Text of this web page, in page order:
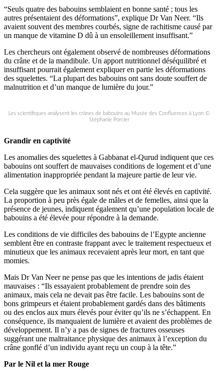
“Seuls quatre des babouins semblaient en bonne santé ; tous les
autres présentaient des déformations”, explique Dr Van Neer. “Ils
avaient souvent des membres courbés, signe de rachitisme causé par
un manque de vitamine D dû à un ensoleillement insuffisant.”
Les chercheurs ont également observé de nombreuses déformations
du crâne et de la mandibule. Un apport nutritionnel déséquilibré et
insuffisant pourrait également expliquer en partie les déformations
des squelettes. “La plupart des babouins ont sans doute souffert de
malnutrition et d’un manque de lumière du jour.”
Les scientifiques analysent les crânes de babouins au Musée des Confluences à Lyon ©
Stéphanie Porcier
Grandir en captivité
Les anomalies des squelettes à Gabbanat el-Qurud indiquent que ces
babouins ont souffert de mauvaises conditions de logement et d’une
alimentation inappropriée pendant la majeure partie de leur vie.
Cela suggère que les animaux sont nés et ont été élevés en captivité.
La proportion à peu près égale de mâles et de femelles, ainsi que la
présence de jeunes, indiquent également qu’une population locale de
babouins a été élevée pour répondre à la demande.
Les conditions de vie difficiles des babouins de l’Egypte ancienne
semblent être en contraste frappant avec le traitement respectueux et
minutieux que les animaux recevaient après leur mort, en tant que
momies.
Mais Dr Van Neer ne pense pas que les intentions de jadis étaient
mauvaises : “Ils essayaient probablement de prendre soin des
animaux, mais cela ne devait pas être facile. Les babouins sont de
bons grimpeurs et étaient probablement gardés dans des bâtiments
ou des enclos aux murs élevés pour éviter qu’ils ne s’échappent. En
conséquence, ils manquaient de lumière et avaient des problèmes de
développement. Il n’y a pas de signes de fractures osseuses
suggérant une maltraitance physique des animaux à l’exception du
crâne gonflé d’un individu ayant reçu un coup à la tête.”
Par le Nil et la mer Rouge